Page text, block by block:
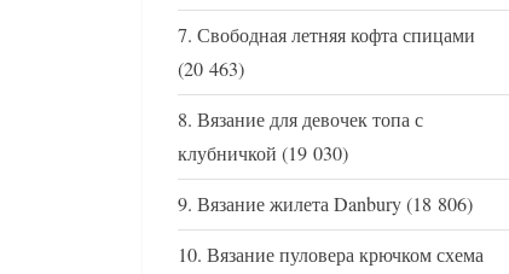
Свободная летняя кофта спицами
(20 463)
Вязание для девочек топа с
клубничкой (19 030)
Вязание жилета Danbury(18 806)
Вязание пуловера крючком схема